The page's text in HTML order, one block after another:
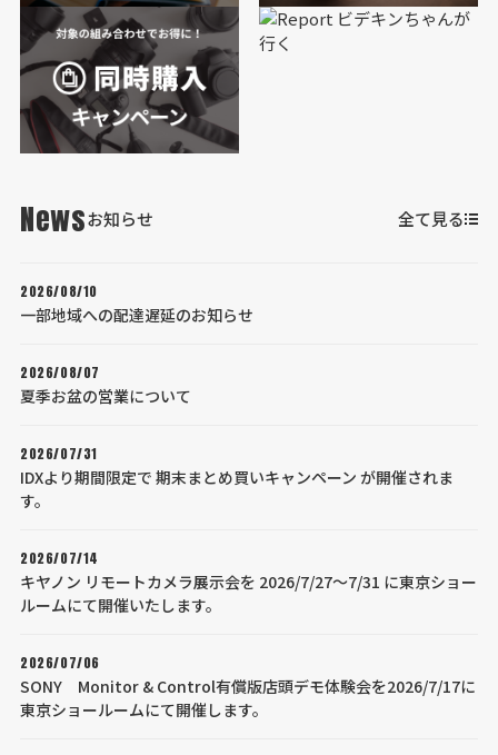
Newsお知らせ 全て見る
2026/08/10
一部地域への配達遅延のお知らせ
2026/08/07
夏季お盆の営業について
2026/07/31
IDXより期間限定で 期末まとめ買いキャンペーン が開催されま
す。
2026/07/14
キヤノン リモートカメラ展示会を 2026/7/27～7/31 に東京ショー
ルームにて開催いたします。
2026/07/06
SONY Monitor & Control有償版店頭デモ体験会を2026/7/17に
東京ショールームにて開催します。